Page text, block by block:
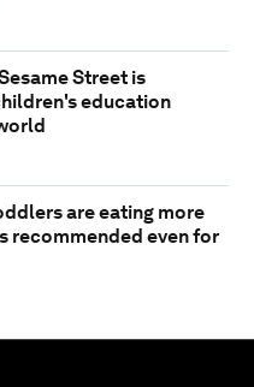
Street is
education
are eating more
recommended even for